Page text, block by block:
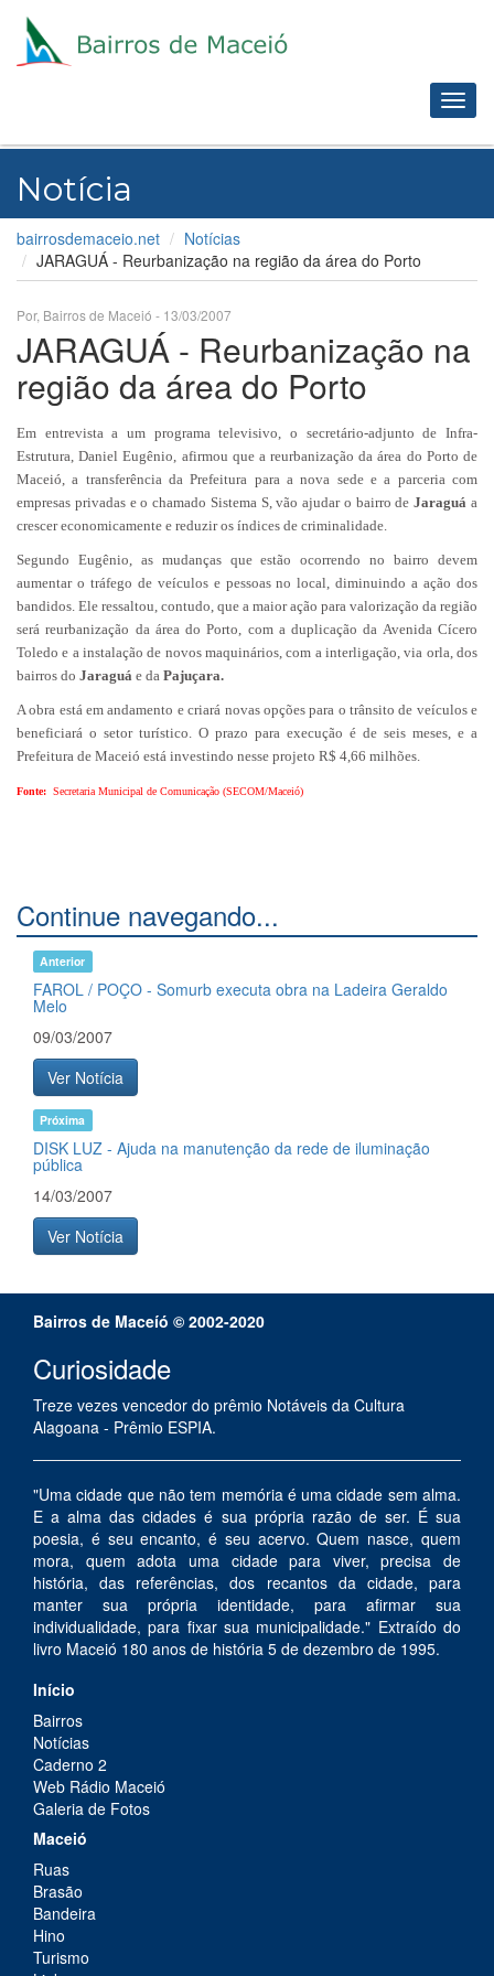
Notícia
bairrosdemaceio.net
Notícias
JARAGUÁ - Reurbanização na região da área do Porto
Por, Bairros de Maceió - 13/03/2007
JARAGUÁ - Reurbanização na
região da área do Porto
Em entrevista a um programa televisivo, o secretário-adjunto de Infra-
Estrutura, Daniel Eugênio, afirmou que a reurbanização da área do Porto de
Maceió, a transferência da Prefeitura para a nova sede e a parceria com
empresas privadas e o chamado Sistema S, vão ajudar o bairro deJaraguá a
crescer economicamente e reduzir os índices de criminalidade.
Segundo Eugênio, as mudanças que estão ocorrendo no bairro devem
aumentar o tráfego de veículos e pessoas no local, diminuindo a ação dos
bandidos. Ele ressaltou, contudo, que a maior ação para valorização da região
será reurbanização da área do Porto, com a duplicação da Avenida Cícero
Toledo e a instalação de novos maquinários, com a interligação, via orla, dos
bairros do Jaraguá e da Pajuçara.
A obra está em andamento e criará novas opções para o trânsito de veículos e
beneficiará o setor turístico. O prazo para execução é de seis meses, e a
Prefeitura de Maceió está investindo nesse projeto R$ 4,66 milhões.
Fonte: Secretaria Municipal de Comunicação (SECOM/Maceió)
Continue navegando...
Anterior
FAROL / POÇO - Somurb executa obra na Ladeira Geraldo
Melo
09/03/2007
Ver Notícia
Próxima
DISK LUZ - Ajuda na manutenção da rede de iluminação
pública
14/03/2007
Ver Notícia
Bairros de Maceíó © 2002-2020
Curiosidade
Treze vezes vencedor do prêmio Notáveis da Cultura
Alagoana - Prêmio ESPIA.
"Uma cidade que não tem memória é uma cidade sem alma.
E a alma das cidades é sua própria razão de ser. É sua
poesia, é seu encanto, é seu acervo. Quem nasce, quem
mora, quem adota uma cidade para viver, precisa de
história, das referências, dos recantos da cidade, para
manter sua própria identidade, para afirmar sua
individualidade, para fixar sua municipalidade." Extraído do
livro Maceió 180 anos de história 5 de dezembro de 1995.
Início
Bairros
Notícias
Caderno 2
Web Rádio Maceió
Galeria de Fotos
Maceió
Ruas
Brasão
Bandeira
Hino
Turismo